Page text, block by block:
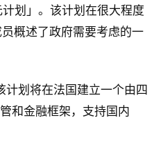
划」。该计划在很大程度
概述了政府需要考虑的一
计划将在法国建立一个由四
和金融框架，支持国内